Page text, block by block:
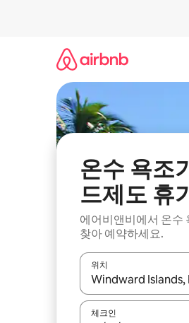
온수 욕조
드제도 휴
에어비앤비에서 온수
찾아 예약하세요.
위치
결과가 나오면 위·아
체크인